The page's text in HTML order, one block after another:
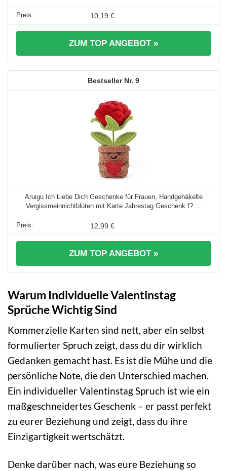
10,19 €
ZUM TOP ANGEBOT »
9
Aruigu Ich Liebe Dich Geschenke für Frauen, Handgehäkelte
Vergissmeinnichtblüten mit Karte Jahrestag Geschenk f? ...
12,99 €
ZUM TOP ANGEBOT »
Warum Individuelle Valentinstag
Sprüche Wichtig Sind
Kommerzielle Karten sind nett, aber ein selbst
formulierter Spruch zeigt, dass du dir wirklich
Gedanken gemacht hast. Es ist die Mühe und die
persönliche Note, die den Unterschied machen.
Ein individueller Valentinstag Spruch ist wie ein
maßgeschneidertes Geschenk – er passt perfekt
zu eurer Beziehung und zeigt, dass du ihre
Einzigartigkeit wertschätzt.
Denke darüber nach, was eure Beziehung so